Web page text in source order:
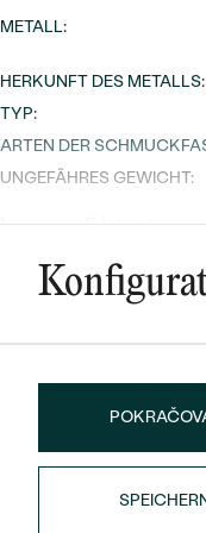
METALL:
HERKUNFT DES METALLS:
TYP:
ARTEN DER
UNGEFÄHRES GEWICHT:
besetzter Edelstein
FARBE:Trusted shop